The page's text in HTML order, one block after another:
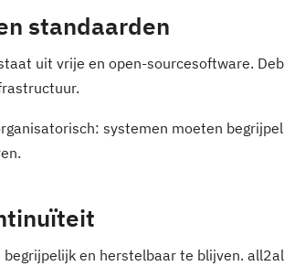
standaarden
uit vrije en open-sourcesoftware.
systemen moeten
en herstelbaar te blijven.